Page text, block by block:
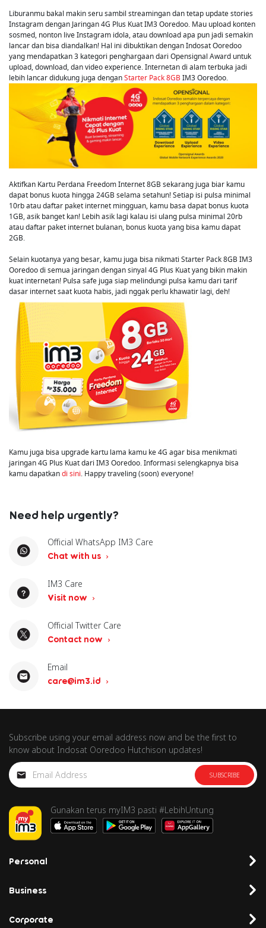
Liburanmu bakal makin seru sambil streamingan dan tetap update stories
Instagram dengan Jaringan 4G Plus Kuat IM3 Ooredoo. Mau upload konten
sosmed, nonton live Instagram idola, atau download apa pun jadi semakin
lancar dan bisa diandalkan! Hal ini dibuktikan dengan Indosat Ooredoo
yang mendapatkan 3 kategori penghargaan dari Opensignal Award untuk
upload, download, dan video experience. Internetan di alam terbuka jadi
lebih lancar didukung juga denganStarter Pack 8GBIM3 Ooredoo.
Aktifkan Kartu Perdana Freedom Internet 8GB sekarang juga biar kamu
dapat bonus kuota hingga 24GB selama setahun! Setiap isi pulsa minimal
10rb atau daftar paket internet mingguan, kamu basa dapat bonus kuota
1GB, asik banget kan! Lebih asik lagi kalau isi ulang pulsa minimal 20rb
atau daftar paket internet bulanan, bonus kuota yang bisa kamu dapat
2GB.
Selain kuotanya yang besar, kamu juga bisa nikmati Starter Pack 8GB IM3
Ooredoo di semua jaringan dengan sinyal 4G Plus Kuat yang bikin makin
kuat internetan! Pulsa safe juga siap melindungi pulsa kamu dari tarif
dasar internet saat kuota habis, jadi nggak perlu khawatir lagi, deh!
Kamu juga bisa upgrade kartu lama kamu ke 4G agar bisa menikmati
jaringan 4G Plus Kuat dari IM3 Ooredoo. Informasi selengkapnya bisa
kamu dapatkandi sini. Happy traveling (soon) everyone!
Need help urgently?
Official WhatsApp IM3 Care
Chat with us
IM3 Care
Visit now
Official Twitter Care
Contact now
Email
care@im3.id
Subscribe using your email address now and be the first to
know about Indosat Ooredoo Hutchison updates!
SUBSCRIBE
Gunakan terus myIM3 pasti #LebihUntung
Personal
Business
Corporate